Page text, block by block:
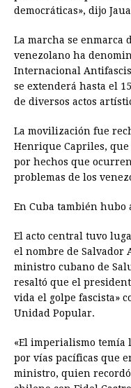
democráticas», dijo
La marcha se enmarca
venezolano ha
Internacional
se extenderá hasta el
de diversos actos
La movilización fue
Henrique Capriles, que
por hechos que
problemas de los
En Cuba también hubo
El acto central tuvo
el nombre de Salvador
ministro cubano de
resaltó que el
vida el golpe fascista»
Unidad Popular.
«El imperialismo temía
por vías pacíficas que
ministro, quien